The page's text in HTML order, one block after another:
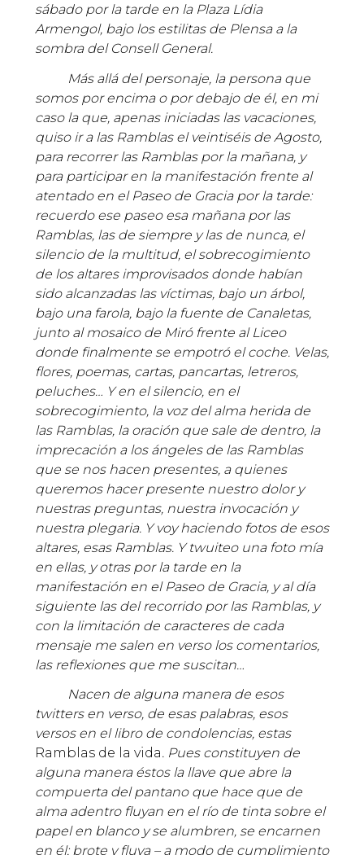
sábado por la tarde en la Plaza Lídia
Armengol, bajo los estilitas de Plensa a la
sombra del Consell General.
Más allá del personaje, la persona que
somos por encima o por debajo de él, en mi
caso la que, apenas iniciadas las vacaciones,
quiso ir a las Ramblas el veintiséis de Agosto,
para recorrer las Ramblas por la mañana, y
para participar en la manifestación frente al
atentado en el Paseo de Gracia por la tarde:
recuerdo ese paseo esa mañana por las
Ramblas, las de siempre y las de nunca, el
silencio de la multitud, el sobrecogimiento
de los altares improvisados donde habían
sido alcanzadas las víctimas, bajo un árbol,
bajo una farola, bajo la fuente de Canaletas,
junto al mosaico de Miró frente al Liceo
donde finalmente se empotró el coche. Velas,
flores, poemas, cartas, pancartas, letreros,
peluches… Y en el silencio, en el
sobrecogimiento, la voz del alma herida de
las Ramblas, la oración que sale de dentro, la
imprecación a los ángeles de las Ramblas
que se nos hacen presentes, a quienes
queremos hacer presente nuestro dolor y
nuestras preguntas, nuestra invocación y
nuestra plegaria. Y voy haciendo fotos de esos
altares, esas Ramblas. Y twuiteo una foto mía
en ellas, y otras por la tarde en la
manifestación en el Paseo de Gracia, y al día
siguiente las del recorrido por las Ramblas, y
con la limitación de caracteres de cada
mensaje me salen en verso los comentarios,
las reflexiones que me suscitan…
Nacen de alguna manera de esos
twitters en verso, de esas palabras, esos
versos en el libro de condolencias, estas
Ramblas de la vida. Pues constituyen de
alguna manera éstos la llave que abre la
compuerta del pantano que hace que de
alma adentro fluyan en el río de tinta sobre el
papel en blanco y se alumbren, se encarnen
en él; brote y fluya – a modo de cumplimiento